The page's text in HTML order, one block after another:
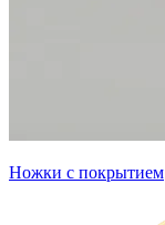
Ножки с покрытием